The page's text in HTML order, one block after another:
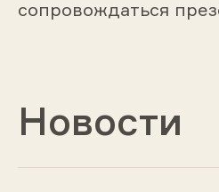
сопровождаться
Новости